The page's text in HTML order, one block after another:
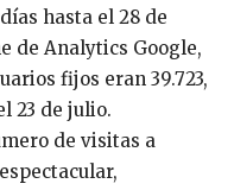
hasta el 28 de
de Analytics Google,
fijos eran 39.723,
23 de julio.
de visitas a